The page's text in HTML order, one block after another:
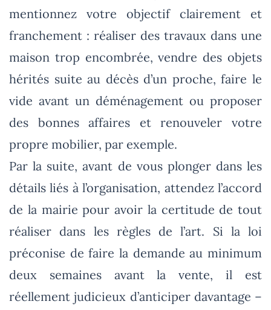
mentionnez votre objectif clairement et
franchement : réaliser des travaux dans une
maison trop encombrée, vendre des objets
hérités suite au décès d’un proche, faire le
vide avant un déménagement ou proposer
des bonnes affaires et renouveler votre
propre mobilier, par exemple.
Par la suite, avant de vous plonger dans les
détails liés à l’organisation, attendez l’accord
de la mairie pour avoir la certitude de tout
réaliser dans les règles de l’art. Si la loi
préconise de faire la demande au minimum
deux semaines avant la vente, il est
réellement judicieux d’anticiper davantage –